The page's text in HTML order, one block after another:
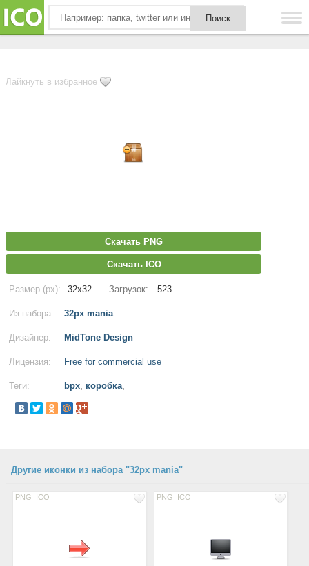
Лайкнуть в избранное
Скачать PNG
Скачать ICO
Размер (px): 32x32 Загрузок: 523
Из набора: 32px mania
Дизайнер: MidTone Design
Лицензия: Free for commercial use
Теги: bpx, коробка,
Другие иконки из набора "32px mania"
PNG ICO PNG ICO